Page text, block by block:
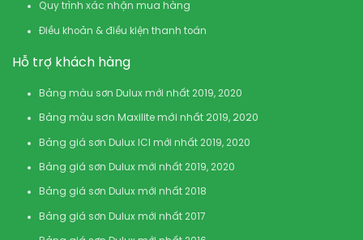
Quy trình xác nhận mua hàng
Điều khoản & điều kiện thanh toán
Hỗ trợ khách hàng
Bảng màu sơn Dulux mới nhất 2019, 2020
Bảng màu sơn Maxilite mới nhất 2019, 2020
Bảng giá sơn Dulux ICI mới nhất 2019, 2020
Bảng giá sơn Dulux mới nhất 2019, 2020
Bảng giá sơn Dulux mới nhất 2018
Bảng giá sơn Dulux mới nhất 2017